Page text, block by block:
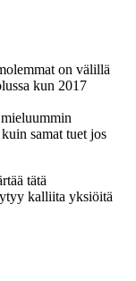
on välillä
kun 2017
samat tuet jos
tätä
kalliita yksiöitä